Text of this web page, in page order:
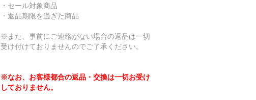
・セール対象商品
・返品期限を過ぎた商品
※また、事前にご連絡がない場合の返品は一切
受け付けておりませんのでご了承ください。
※なお、お客様都合の返品・交換は一切お受け
しておりません。